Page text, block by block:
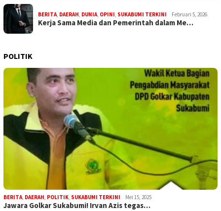
BERITA, DAERAH, DUNIA, OPINI, SUKABUMI TERKINI Februari 5, 2026
Kerja Sama Media dan Pemerintah dalam Me…
POLITIK
BERITA, DAERAH, POLITIK, SUKABUMI TERKINI Mei 15, 2025
Jawara Golkar Sukabumi! Irvan Azis tegas…